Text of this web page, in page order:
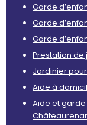
Garde
Garde
Garde
Prestation
Jardinier
Aide à
Aide et